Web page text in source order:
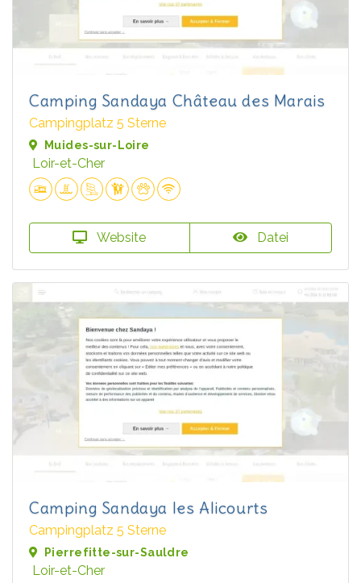
Camping Sandaya Château des Marais
Campingplatz 5 Sterne
Muides-sur-Loire
Loir-et-Cher
Website Datei
Camping Sandaya les Alicourts
Campingplatz 5 Sterne
Pierrefitte-sur-Sauldre
Loir-et-Cher